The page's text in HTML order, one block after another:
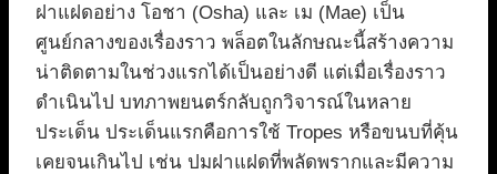
ฝาแฝดอย่าง โอชา (Osha) และ เม (Mae) เป็น
ศูนย์กลางของเรื่องราว พล็อตในลักษณะนี้สร้างความ
น่าติดตามในช่วงแรกได้เป็นอย่างดี แต่เมื่อเรื่องราว
ดำเนินไป บทภาพยนตร์กลับถูกวิจารณ์ในหลาย
ประเด็น ประเด็นแรกคือการใช้ Tropes หรือขนบที่คุ้น
เคยจนเกินไป เช่น ปมฝาแฝดที่พลัดพรากและมีความ